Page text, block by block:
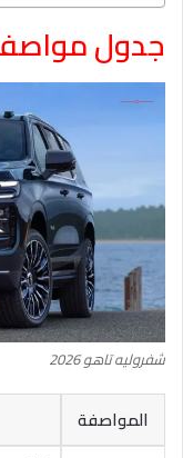
جدول
شفروليه تاهو 2026
المواصفة